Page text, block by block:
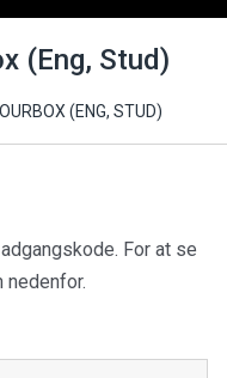
(Eng, Stud)
(ENG, STUD)
For at se
nedenfor.